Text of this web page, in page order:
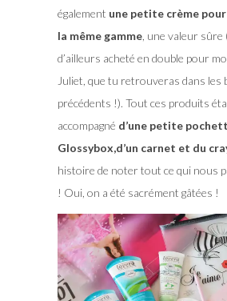
également une petite crème
la même gamme, une valeur sûre
d’ailleurs acheté en double pour
Juliet, que tu retrouveras dans les
précédents !). Tout ces produits
accompagné d’une petite
Glossybox,d’un carnet et du
histoire de noter tout ce qui nous
! Oui, on a été sacrément gâtées !